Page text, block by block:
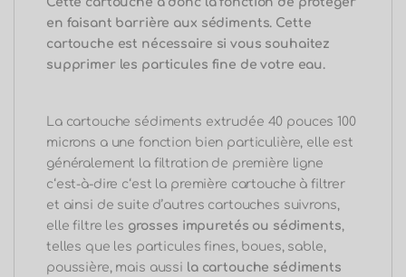
en faisant barrière aux sédiments. Cette
cartouche est nécessaire si vous souhaitez
supprimer les particules fine de votre eau.
La cartouche sédiments extrudée 40 pouces 100
microns a une fonction bien particulière, elle est
généralement la filtration de première ligne
c‘est-à-dire c‘est la première cartouche à filtrer
et ainsi de suite d’autres cartouches suivrons,
elle filtre les grosses impuretés ou sédiments,
telles que les particules fines, boues, sable,
poussière, mais aussi la cartouche sédiments